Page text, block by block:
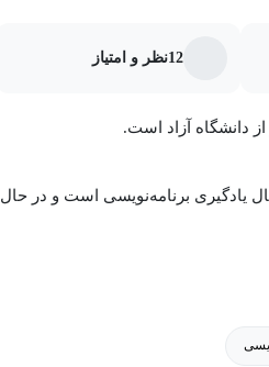
12نظر و امتیاز
دانشگاه آزاد است.
یادگیری برنامه‌نویسی است و در حال